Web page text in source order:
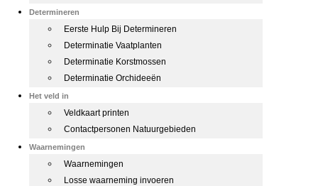
Determineren
Eerste Hulp Bij Determineren
Determinatie Vaatplanten
Determinatie Korstmossen
Determinatie Orchideeën
Het veld in
Veldkaart printen
Contactpersonen Natuurgebieden
Waarnemingen
Waarnemingen
Losse waarneming invoeren